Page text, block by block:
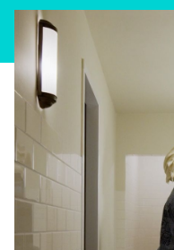
Still uit 'Alleen met Iedereen'